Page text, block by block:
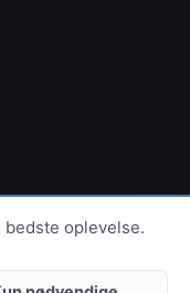
forbeholdes
oplevelse.